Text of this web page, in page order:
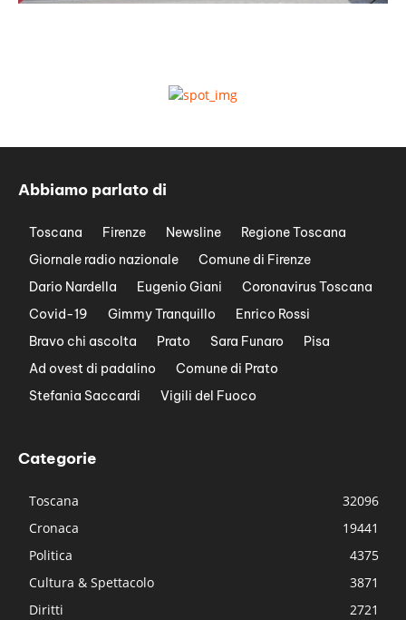
Abbiamo parlato di
Toscana Firenze Newsline
Regione Toscana
Giornale radio nazionale
Comune di Firenze
Dario Nardella
Eugenio Giani
Coronavirus Toscana
Covid-19
Gimmy Tranquillo
Enrico Rossi
Bravo chi ascolta
Prato Sara Funaro
Pisa
Ad ovest di padalino
Comune di Prato
Stefania Saccardi
Vigili del Fuoco
Categorie
Toscana
32096
Cronaca
19441
Politica
4375
Cultura & Spettacolo
3871
Diritti
2721